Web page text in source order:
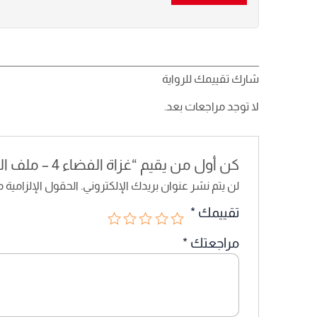
شارك تقييمك للرواية
لا توجد مراجعات بعد.
كن أول من يقيم “غزاة الفضاء 4 – ملف المستقبل”
لن يتم نشر عنوان بريدك الإلكتروني. الحقول الإلزامية
تقييمك *
مراجعتك *